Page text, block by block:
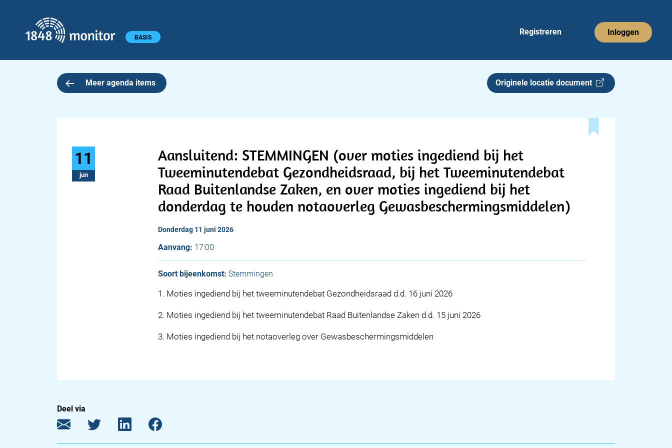
Hoofdmenu BASIS
Registreren Inloggen
Meer agenda items Originele locatie document
11
jun
Aansluitend: STEMMINGEN (over moties ingediend bij het
Tweeminutendebat Gezondheidsraad, bij het Tweeminutendebat
Raad Buitenlandse Zaken, en over moties ingediend bij het
donderdag te houden notaoverleg Gewasbeschermingsmiddelen)
donderdag 11 juni 2026
Aanvang: 17:00
Soort bijeenkomst: Stemmingen
1 . Moties ingediend bij het tweeminutendebat Gezondheidsraad d.d. 16 juni 2026
2. Moties ingediend bij het tweeminutendebat Raad Buitenlandse Zaken d.d. 15 juni 2026
3. Moties ingediend bij het notaoverleg over Gewasbeschermingsmiddelen
Deel via